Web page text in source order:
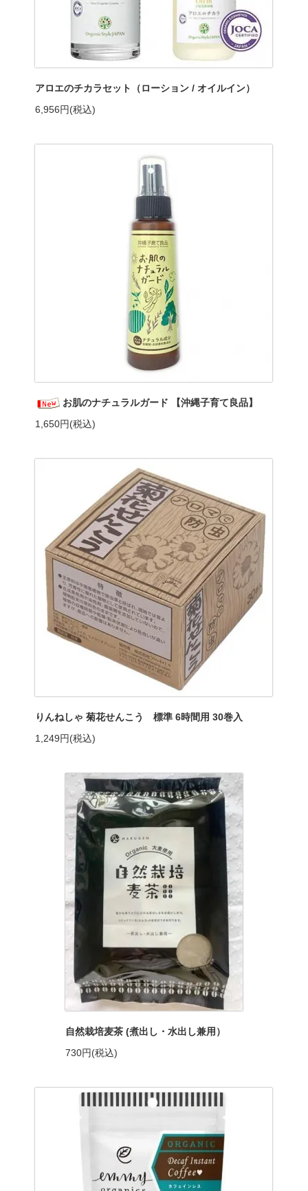
アロエのチカラセット（ローション / オイルイン）
6,956円(税込)
お肌のナチュラルガード 【沖縄子育て良品】
1,650円(税込)
りんねしゃ 菊花せんこう 標準 6時間用 30巻入
1,249円(税込)
自然栽培麦茶 (煮出し・水出し兼用）
730円(税込)